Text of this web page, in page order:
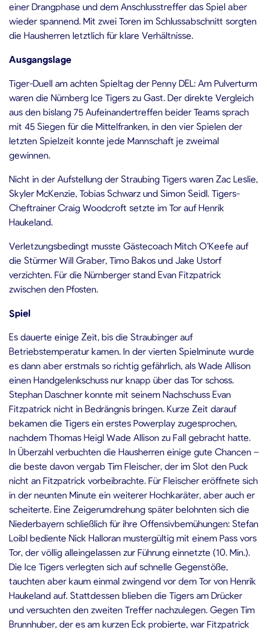
einer Drangphase und dem Anschlusstreffer das Spiel aber
wieder spannend. Mit zwei Toren im Schlussabschnitt sorgten
die Hausherren letztlich für klare Verhältnisse.
Ausgangslage
Tiger-Duell am achten Spieltag der Penny DEL: Am Pulverturm
waren die Nürnberg Ice Tigers zu Gast. Der direkte Vergleich
aus den bislang 75 Aufeinandertreffen beider Teams sprach
mit 45 Siegen für die Mittelfranken, in den vier Spielen der
letzten Spielzeit konnte jede Mannschaft je zweimal
gewinnen.
Nicht in der Aufstellung der Straubing Tigers waren Zac Leslie,
Skyler McKenzie, Tobias Schwarz und Simon Seidl. Tigers-
Cheftrainer Craig Woodcroft setzte im Tor auf Henrik
Haukeland.
Verletzungsbedingt musste Gästecoach Mitch O’Keefe auf
die Stürmer Will Graber, Timo Bakos und Jake Ustorf
verzichten. Für die Nürnberger stand Evan Fitzpatrick
zwischen den Pfosten.
Spiel
Es dauerte einige Zeit, bis die Straubinger auf
Betriebstemperatur kamen. In der vierten Spielminute wurde
es dann aber erstmals so richtig gefährlich, als Wade Allison
einen Handgelenkschuss nur knapp über das Tor schoss.
Stephan Daschner konnte mit seinem Nachschuss Evan
Fitzpatrick nicht in Bedrängnis bringen. Kurze Zeit darauf
bekamen die Tigers ein erstes Powerplay zugesprochen,
nachdem Thomas Heigl Wade Allison zu Fall gebracht hatte.
In Überzahl verbuchten die Hausherren einige gute Chancen –
die beste davon vergab Tim Fleischer, der im Slot den Puck
nicht an Fitzpatrick vorbeibrachte. Für Fleischer eröffnete sich
in der neunten Minute ein weiterer Hochkaräter, aber auch er
scheiterte. Eine Zeigerumdrehung später belohnten sich die
Niederbayern schließlich für ihre Offensivbemühungen: Stefan
Loibl bediente Nick Halloran mustergültig mit einem Pass vors
Tor, der völlig alleingelassen zur Führung einnetzte (10. Min.).
Die Ice Tigers verlegten sich auf schnelle Gegenstöße,
tauchten aber kaum einmal zwingend vor dem Tor von Henrik
Haukeland auf. Stattdessen blieben die Tigers am Drücker
und versuchten den zweiten Treffer nachzulegen. Gegen Tim
Brunnhuber, der es am kurzen Eck probierte, war Fitzpatrick